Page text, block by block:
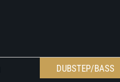
DUBSTEP/BASS